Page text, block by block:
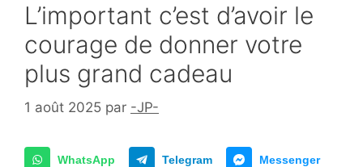
L’important c’est d’avoir le
courage de donner votre
plus grand cadeau
1 août 2025 par -JP-
WhatsApp Telegram Messenger